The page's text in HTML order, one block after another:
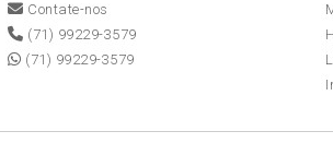
Contate-nos
(71) 99229-3579
(71) 99229-3579